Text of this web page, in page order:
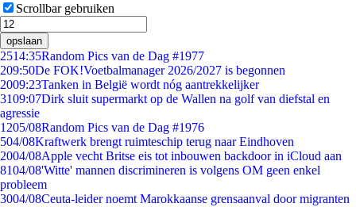
Scrollbar gebruiken
opslaan
2514:35Random Pics van de Dag #1977
209:50De FOK!Voetbalmanager 2026/2027 is begonnen
2009:23Tanken in België wordt nóg aantrekkelijker
3109:07Dirk sluit supermarkt op de Wallen na golf van diefstal en
agressie
1205/08Random Pics van de Dag #1976
504/08Kraftwerk brengt ruimteschip terug naar Eindhoven
2004/08Apple vecht Britse eis tot inbouwen backdoor in iCloud aan
8104/08'Witte' mannen discrimineren is volgens OM geen enkel
probleem
3004/08Ceuta-leider noemt Marokkaanse grensaanval door migranten